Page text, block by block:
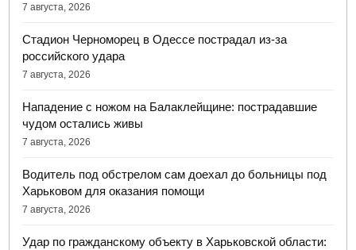
7 августа, 2026
Стадион Черноморец в Одессе пострадал из-за
российского удара
7 августа, 2026
Нападение с ножом на Балаклейщине: пострадавшие
чудом остались живы
7 августа, 2026
Водитель под обстрелом сам доехал до больницы под
Харьковом для оказания помощи
7 августа, 2026
Удар по гражданскому объекту в Харьковской области: